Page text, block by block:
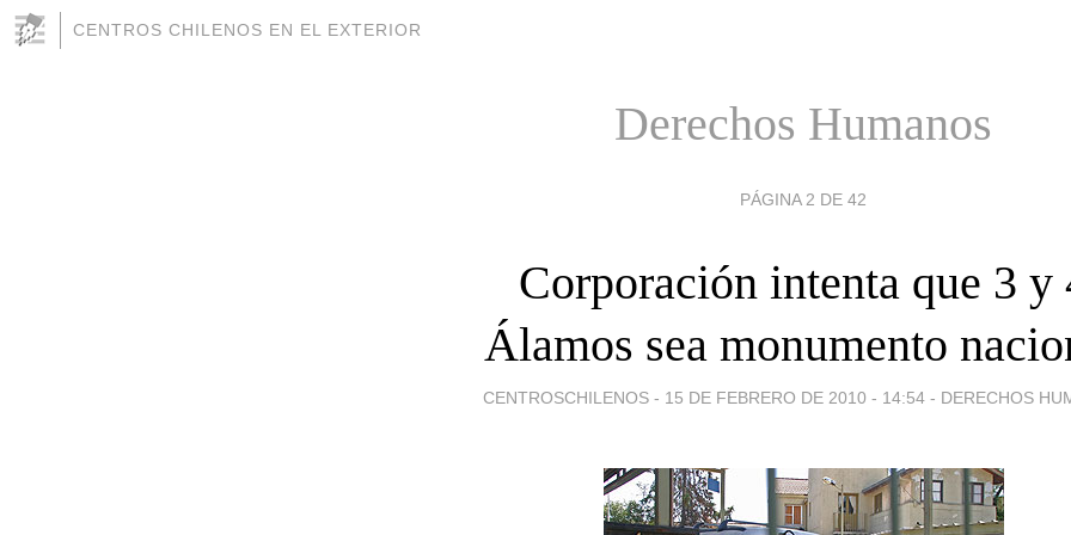
CENTROS CHILENOS EN EL EXTERIOR
Derechos Humanos
PÁGINA 2 DE 42
Corporación intenta que 3 y
Álamos sea monumento
CENTROSCHILENOS - 15 DE FEBRERO DE 2010 - 14:54 - DERECHOS